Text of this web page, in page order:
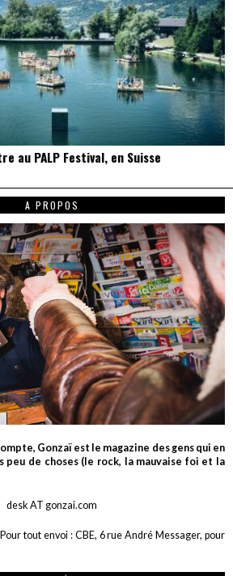
au PALP Festival, en Suisse
A PROPOS
Gonzaï est le magazine des gens qui en
peu de choses (le rock, la mauvaise foi et la
desk AT gonzai.com
tout envoi : CBE, 6 rue André Messager, pour